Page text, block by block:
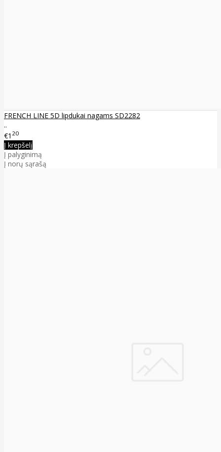
FRENCH LINE 5D lipdukai nagams SD2282
..
€1 20
Į krepšelį
Į palyginimą
Į norų sąrašą